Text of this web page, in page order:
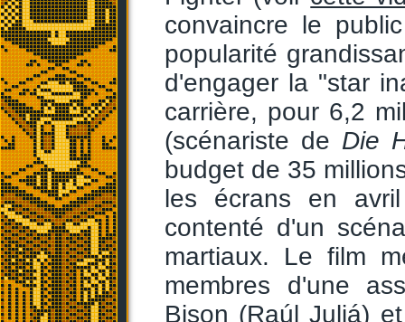
convaincre le
popularité
d'engager la "star
carrière, pour 6,2
(scénariste de Die
budget de 35
les écrans en
contenté d'un
martiaux. Le film
membres d'une
Bison (Raúl Juliá)